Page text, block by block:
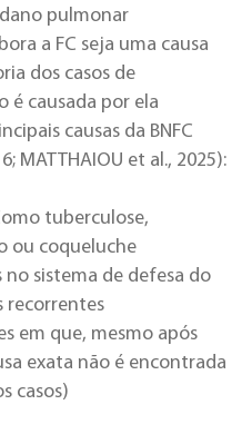
pulmonar
a FC seja uma causa
dos casos de
é causada por ela
causas da BNFC
MATTHAIOU et al., 2025):
tuberculose,
ou coqueluche
no sistema de defesa do
recorrentes
em que, mesmo após
exata não é encontrada
casos)